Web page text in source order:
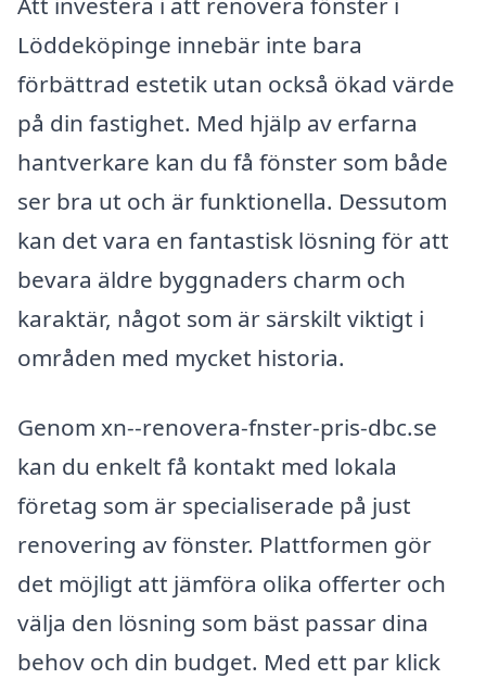
Löddeköpinge innebär inte bara
förbättrad estetik utan också ökad värde
på din fastighet. Med hjälp av erfarna
hantverkare kan du få fönster som både
ser bra ut och är funktionella. Dessutom
kan det vara en fantastisk lösning för att
bevara äldre byggnaders charm och
karaktär, något som är särskilt viktigt i
områden med mycket historia.
Genom xn--renovera-fnster-pris-dbc.se
kan du enkelt få kontakt med lokala
företag som är specialiserade på just
renovering av fönster. Plattformen gör
det möjligt att jämföra olika offerter och
välja den lösning som bäst passar dina
behov och din budget. Med ett par klick